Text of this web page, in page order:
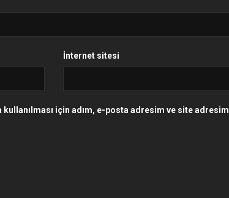
İnternet sitesi
kullanılması için adım, e-posta adresim ve site adresim